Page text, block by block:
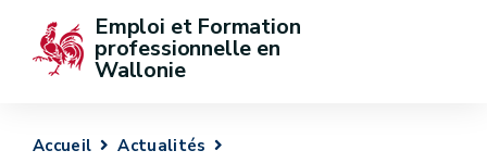
Emploi et Formation
professionnelle en
Wallonie
Accueil Actualités